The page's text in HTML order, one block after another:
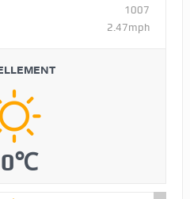
1007
2.47mph